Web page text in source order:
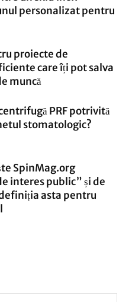
personalizat pentru
proiecte de
care îți pot salva
muncă
PRF potrivită
stomatologic?
SpinMag.org
interes public” și de
asta pentru